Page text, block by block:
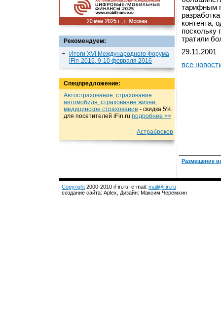
Рекомендуем:
Итоги XVI Международного Форума
iFin-2016, 9-10 февраля 2016
Спецпредложение:
Автострахование, страхование
автомобиля, страхование жизни,
медицинское страхование - cкидка 5%
для посетителей iFin.ru подробнеe >>
Астраброкер
тарифным
контента,
поскольку
тратили
29.11.2001
все
Размещение
Copyright 2000-2010 iFin.ru, e-mail: mail@ifin.ru
создание сайта: Aplex, Дизайн: Максим Черемхин